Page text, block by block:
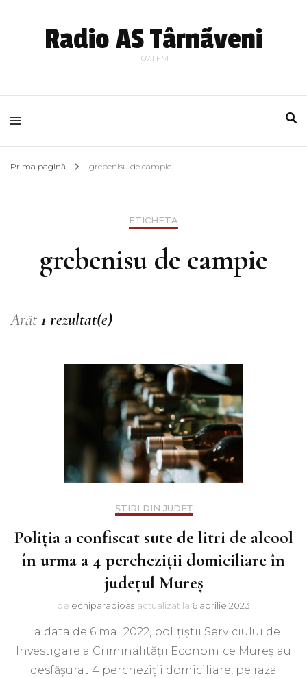
Radio AS Târnãveni
107,1 FM
Prima pagină grebenisu de campie
ETICHETA
grebenisu de campie
Arăt 1 rezultat(e)
ȘTIRI DIN JUDEȚ
Poliția a confiscat sute de litri de alcool
în urma a 4 percheziții domiciliare în
județul Mureș
de echiparadioas actualizat la 6 aprilie 2023
La data de 6 mai 2022, poliţiştii Serviciului de
Investigare a Criminalităţii Economice Mureş au
desfăşurat 4 percheziţii domiciliare, pe raza